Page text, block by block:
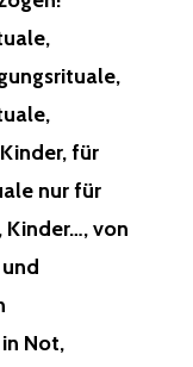
für
nur für
von
Not,